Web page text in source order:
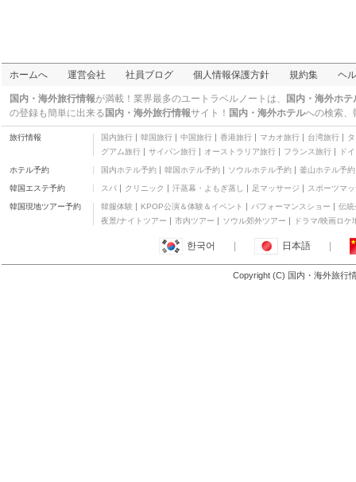
ビョクジェカルビ(新村
店)
肉・焼肉
キムジンファンジェグ
ァジョム
カフェ
Holika Holika(新村店)
化粧品
鳳雛チムタク（新村
店）
家庭料理
コッサムネンミョン
麺類
チーズパッ ISSUE？
肉・焼肉
ホームへ 運営会社 社員ブログ 個人情報保護方針 規約集 ヘ
国内・海外旅行情報が満載！業界最多のユートラベルノートは、
国内・海外ホ
の登録も簡単に出来る 国内・海外旅行情報サイト！ 国内・海外ホテルへの検索、
旅行情報 国内旅行 韓国旅行 中国旅行 香港旅行 マカオ旅行 台湾旅行
グアム旅行
サイパン旅行 オーストラリア旅行 フランス旅行 ド
ホテル予約 国内ホテル予約 韓国ホテル予約 ソウルホテル予約 釜山ホテル予約
韓国エステ予約 スパ クリニック 汗蒸幕・よもぎ蒸し 足マッサージ スポーツマ
韓国現地ツアー予約 韓服体験 KPOP公演＆体験＆イベント パフォーマンスショー
伝統
夜景/ナイトツアー
市内ツアー ソウル郊外ツアー ドラマ/映画ロケ
한국어 日本語
Copyright (C) 国内・海外旅行